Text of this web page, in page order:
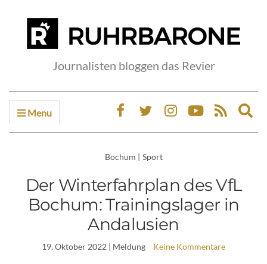
Journalisten bloggen das Revier
Menu
Bochum | Sport
Der Winterfahrplan des VfL
Bochum: Trainingslager in
Andalusien
19. Oktober 2022 | Meldung Keine Kommentare